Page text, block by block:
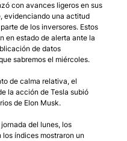
con avances ligeros en sus
evidenciando una actitud
de los inversores. Estos
en estado de alerta ante la
de datos
sabremos el miércoles.
de calma relativa, el
la acción de Tesla subió
de Elon Musk.
del lunes, los
los índices mostraron un